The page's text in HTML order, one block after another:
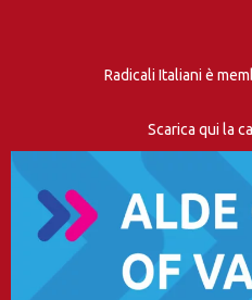
Radicali Italiani è
Scarica qui la